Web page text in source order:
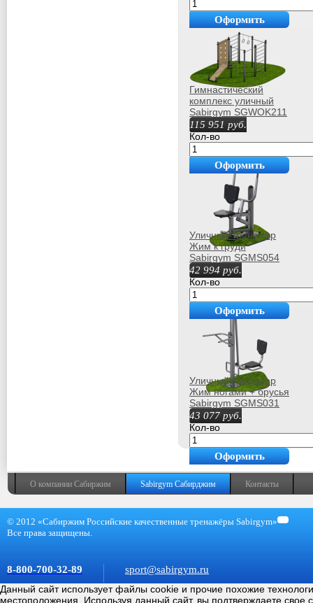
Оформить
покупку
Гимнастический
комплекс уличный
Sabirgym SGWOK211
115 951 руб.
Кол-во
Оформить
покупку
Уличный тренажер
Жим к груди
Sabirgym SGMS054
vasil-gym
42 994 руб.
Кол-во
Оформить
покупку
Уличный тренажер
Жим ногами + брусья
Sabirgym SGMS031
43 077 руб.
Кол-во
Оформить
покупку
О компании Сабиржим Sabirgym Сабирджим Контакты
© 2012 «Сабиржим Российские качественные тренажёры Sabirgym»
Все права защищены.
8-800-700-32-89
sport@sabirgym.ru
Данный сайт использует файлы cookie и прочие похожие
местоположения. Используя данный сайт, вы подтверждаете свое